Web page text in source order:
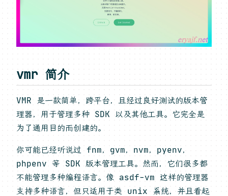
vmr 简介
VMR 是一款简单，跨平台，且经过良好测试的版本管
理器，用于管理多种 SDK 以及其他工具。它完全是
为了通用目的而创建的。
你可能已经听说过 fnm，gvm，nvm，pyenv，
phpenv 等 SDK 版本管理工具。然而，它们很多都
不能管理多种编程语言。像 asdf-vm 这样的管理器
支持多种语言，但只适用于类 unix 系统，并且看起